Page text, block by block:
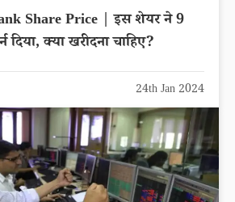
Share Price | इस शेयर ने 9
दिया, क्या खरीदना चाहिए?
24th Jan 2024